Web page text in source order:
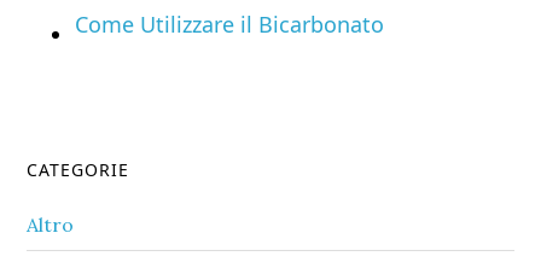
Come Utilizzare il Bicarbonato
Primary
Sidebar
CATEGORIE
Altro